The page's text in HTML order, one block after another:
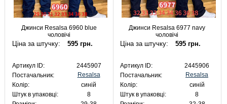
Джинси Resalsa 6960 blue
чоловічі
Ціна за штучку: 595 грн.
Артикул ID:
2445907
Постачальник:
Resalsa
Колір:
синій
Штук в упаковці:
8
Джинси Resalsa 6977 navy
чоловічі
Ціна за штучку: 595 грн.
Артикул ID:
2445906
Постачальник:
Resalsa
Колір:
синій
Штук в упаковці:
8